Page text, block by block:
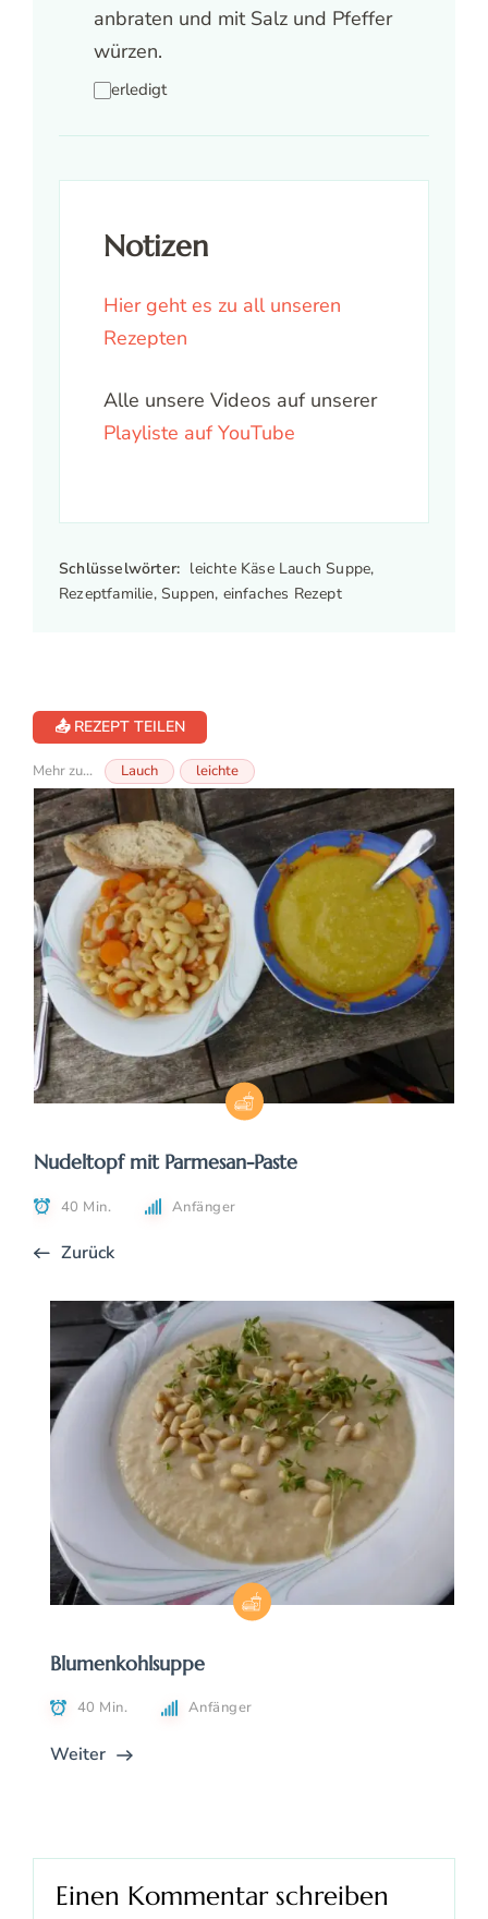
anbraten und mit Salz und Pfeffer
würzen.
erledigt
Notizen
Hier geht es zu all unseren
Rezepten
Alle unsere Videos auf unserer
Playliste auf YouTube
Schlüsselwörter: leichte Käse Lauch Suppe,
Rezeptfamilie, Suppen, einfaches Rezept
📤 REZEPT TEILEN
Mehr zu... Lauch leichte
Nudeltopf mit Parmesan-Paste
40 Min. Anfänger
Zurück
Blumenkohlsuppe
40 Min. Anfänger
Weiter
Einen Kommentar schreiben